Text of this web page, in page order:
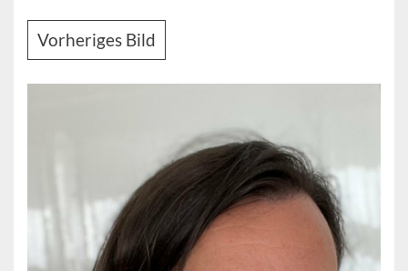
Vorheriges Bild